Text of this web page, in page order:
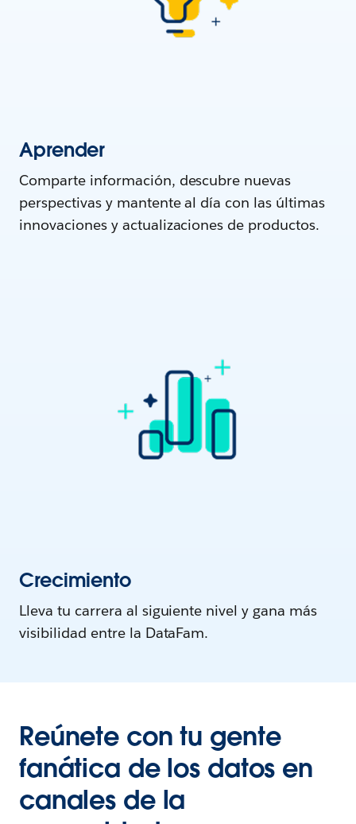
Aprender
Comparte información, descubre nuevas
perspectivas y mantente al día con las últimas
innovaciones y actualizaciones de productos.
Crecimiento
Lleva tu carrera al siguiente nivel y gana más
visibilidad entre la DataFam.
Reúnete con tu gente
fanática de los datos en
canales de la